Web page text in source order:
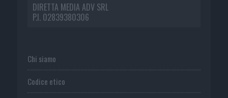
DIRETTA MEDIA ADV SRL
P.I. 02839380306
Chi siamo
Codice etico